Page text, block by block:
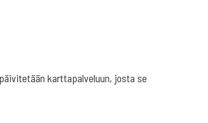
karttapalveluun, josta se